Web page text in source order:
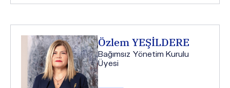
Özlem YEŞİLDERE
Bağımsız Yönetim Kurulu
Üyesi